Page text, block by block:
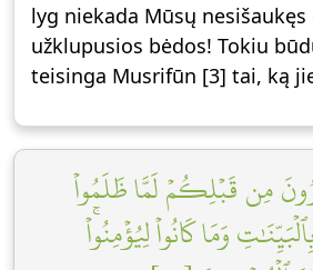
lyg niekada Mūsų nesišaukęs
užklupusios bėdos! Tokiu
teisinga Musrifūn [3] tai, ką
مِن قَبۡلِكُمۡ لَمَّا ظَلَمُواْ
وَمَا كَانُواْ لِيُؤۡمِنُواْۚ